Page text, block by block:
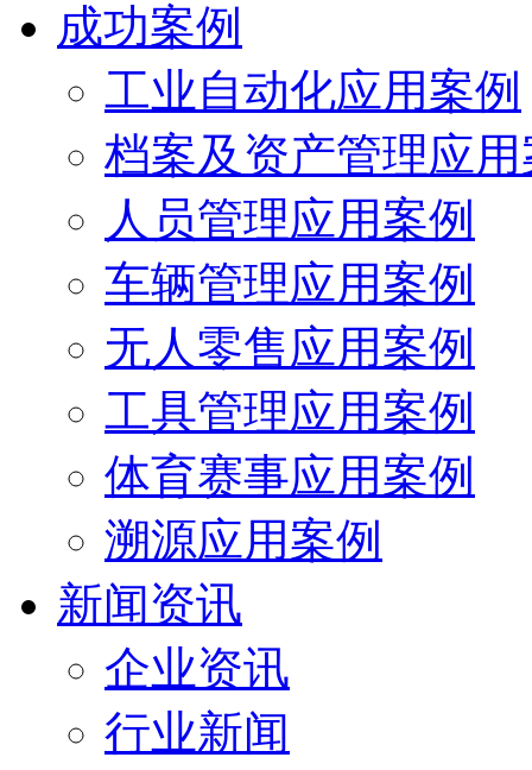
成功案例
工业自动化应用案例
档案及资产管理应
人员管理应用案例
车辆管理应用案例
无人零售应用案例
工具管理应用案例
体育赛事应用案例
溯源应用案例
新闻资讯
企业资讯
行业新闻